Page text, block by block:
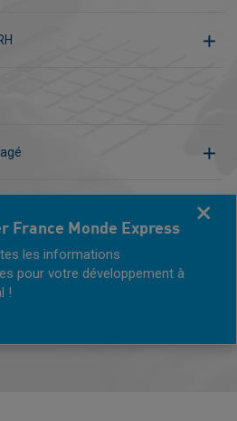
France Monde Express
les informations
pour votre développement à
!